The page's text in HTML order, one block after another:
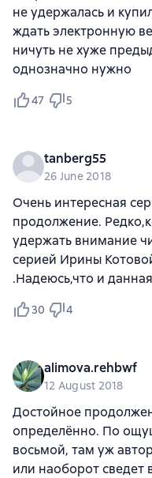
не удержалась и
ждать электронную
ничуть не хуже
однозначно нужно
47 5
tanberg55
26 June 2018
Очень интересная
продолжение.
удержать внимание
серией Ирины
.Надеюсь,что и
30 4
alimova.rehbwf
12 August 2018
Достойное
определённо. По
восьмой, там уж
или наоборот сведет